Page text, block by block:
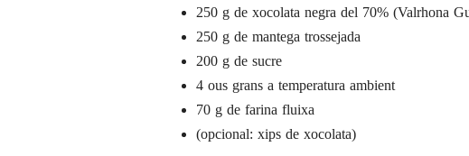
250 g de xocolata negra del 70% (Valrhona
250 g de mantega trossejada
200 g de sucre
4 ous grans a temperatura ambient
70 g de farina fluixa
(opcional: xips de xocolata)